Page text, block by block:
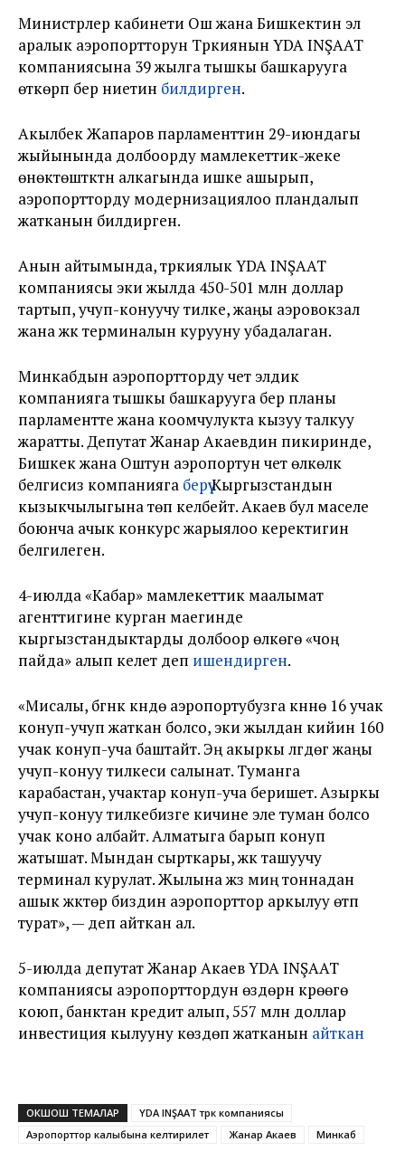
Министрлер кабинети Ош жана Бишкектин эл
аралык аэропортторун Түркиянын YDA INŞAAT
компаниясына 39 жылга тышкы башкарууга
өткөрүп берүү ниетин билдирген.
Акылбек Жапаров парламенттин 29-июндагы
жыйынында долбоорду мамлекеттик-жеке
өнөктөштүктүн алкагында ишке ашырып,
аэропортторду модернизациялоо пландалып
жатканын билдирген.
Анын айтымында, түркиялык YDA INŞAAT
компаниясы эки жылда 450-501 млн доллар
тартып, учуп-конуучу тилке, жаңы аэровокзал
жана жүк терминалын курууну убадалаган.
Минкабдын аэропортторду чет элдик
компанияга тышкы башкарууга берүү планы
парламентте жана коомчулукта кызуу талкуу
жаратты. Депутат Жанар Акаевдин пикиринде,
Бишкек жана Оштун аэропортун чет өлкөлүк
белгисиз компанияга берүүКыргызстандын
кызыкчылыгына төп келбейт. Акаев бул маселе
боюнча ачык конкурс жарыялоо керектигин
белгилеген.
4-июлда «Кабар» мамлекеттик маалымат
агенттигине курган маегинде
кыргызстандыктарды долбоор өлкөгө «чоң
пайда» алып келет деп ишендирген.
«Мисалы, бүгүнкү күндө аэропортубузга күнүнө 16 учак
конуп-учуп жаткан болсо, эки жылдан кийин 160
учак конуп-уча баштайт. Эң акыркы үлгүдөгү жаңы
учуп-конуу тилкеси салынат. Туманга
карабастан, учактар конуп-уча беришет. Азыркы
учуп-конуу тилкебизге кичине эле туман болсо
учак коно албайт. Алматыга барып конуп
жатышат. Мындан сырткары, жүк ташуучу
терминал курулат. Жылына жүз миң тоннадан
ашык жүктөр биздин аэропорттор аркылуу өтүп
турат», — деп айткан ал.
5-июлда депутат Жанар Акаев YDA INŞAAT
компаниясы аэропорттордун өздөрүн күрөөгө
коюп, банктан кредит алып, 557 млн доллар
инвестиция кылууну көздөп жатканын айткан
ОКШОШ ТЕМАЛАР
YDA INŞAAT түрк компаниясы
Аэропорттор калыбына келтирилет
Жанар Акаев Минкаб